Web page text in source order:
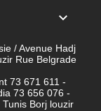

/ Avenue Hadj
Rue Belgrade
73 671 611 -
73 656 076 -
Borj louzir